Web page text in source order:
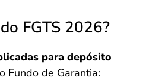
FGTS 2026?
para depósito
Fundo de Garantia: